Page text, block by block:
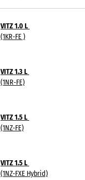
VITZ 1.0 L
(1KR-FE )
VITZ 1.3 L
(1NR-FE)
VITZ 1.5 L
(1NZ-FE)
VITZ 1.5 L
(1NZ-FXE Hybrid)